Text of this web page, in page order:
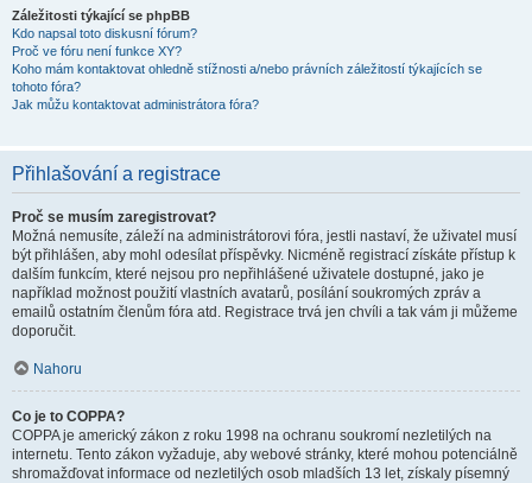
Záležitosti týkající se phpBB
Kdo napsal toto diskusní fórum?
Proč ve fóru není funkce XY?
Koho mám kontaktovat ohledně stížnosti a/nebo právních záležitostí týkajících se
tohoto fóra?
Jak můžu kontaktovat administrátora fóra?
Přihlašování a registrace
Proč se musím zaregistrovat?
Možná nemusíte, záleží na administrátorovi fóra, jestli nastaví, že uživatel musí
být přihlášen, aby mohl odesílat příspěvky. Nicméně registrací získáte přístup k
dalším funkcím, které nejsou pro nepřihlášené uživatele dostupné, jako je
například možnost použití vlastních avatarů, posílání soukromých zpráv a
emailů ostatním členům fóra atd. Registrace trvá jen chvíli a tak vám ji můžeme
doporučit.
Nahoru
Co je to COPPA?
COPPA je americký zákon z roku 1998 na ochranu soukromí nezletilých na
internetu. Tento zákon vyžaduje, aby webové stránky, které mohou potenciálně
shromažďovat informace od nezletilých osob mladších 13 let, získaly písemný